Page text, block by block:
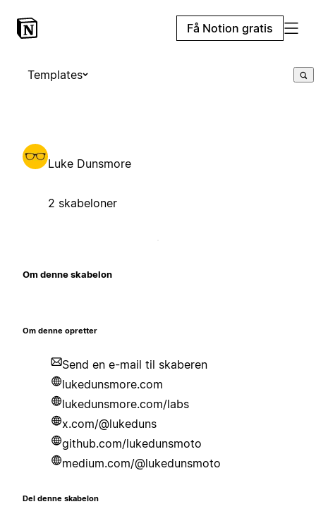
Få Notion gratis
Templates
Luke Dunsmore
2 skabeloner
Om denne skabelon
Om denne opretter
Send en e-mail til skaberen
lukedunsmore.com
lukedunsmore.com/labs
x.com/@lukeduns
github.com/lukedunsmoto
medium.com/@lukedunsmoto
Del denne skabelon